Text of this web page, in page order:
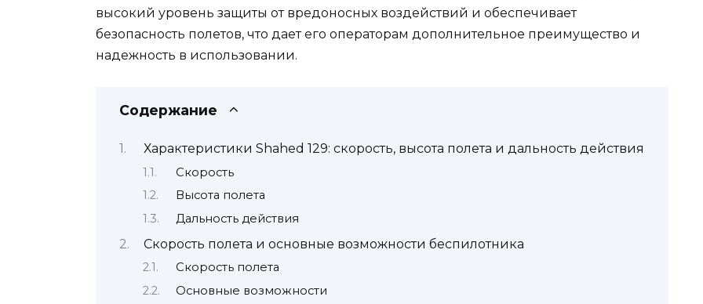
высокий уровень защиты от вредоносных воздействий и обеспечивает
безопасность полетов, что дает его операторам дополнительное преимущество и
надежность в использовании.
Содержание
Характеристики Shahed 129: скорость, высота полета и дальность действия
Скорость
Высота полета
Дальность действия
Скорость полета и основные возможности беспилотника
Скорость полета
Основные возможности